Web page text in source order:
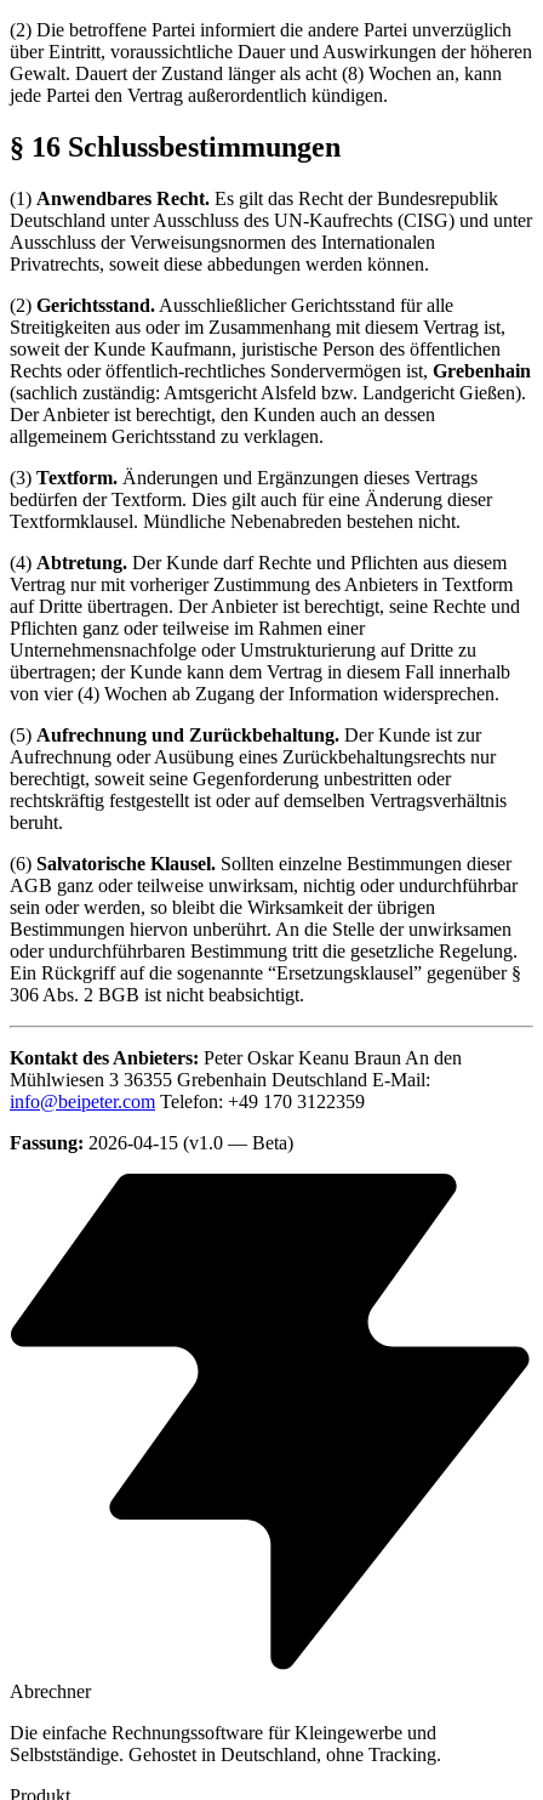
(2) Die betroffene Partei informiert die andere Partei unverzüglich
über Eintritt, voraussichtliche Dauer und Auswirkungen der höheren
Gewalt. Dauert der Zustand länger als acht (8) Wochen an, kann
jede Partei den Vertrag außerordentlich kündigen.
§ 16 Schlussbestimmungen
(1) Anwendbares Recht. Es gilt das Recht der Bundesrepublik
Deutschland unter Ausschluss des UN-Kaufrechts (CISG) und unter
Ausschluss der Verweisungsnormen des Internationalen
Privatrechts, soweit diese abbedungen werden können.
(2) Gerichtsstand. Ausschließlicher Gerichtsstand für alle
Streitigkeiten aus oder im Zusammenhang mit diesem Vertrag ist,
soweit der Kunde Kaufmann, juristische Person des öffentlichen
Rechts oder öffentlich-rechtliches Sondervermögen ist, Grebenhain
(sachlich zuständig: Amtsgericht Alsfeld bzw. Landgericht Gießen).
Der Anbieter ist berechtigt, den Kunden auch an dessen
allgemeinem Gerichtsstand zu verklagen.
(3) Textform. Änderungen und Ergänzungen dieses Vertrags
bedürfen der Textform. Dies gilt auch für eine Änderung dieser
Textformklausel. Mündliche Nebenabreden bestehen nicht.
(4) Abtretung. Der Kunde darf Rechte und Pflichten aus diesem
Vertrag nur mit vorheriger Zustimmung des Anbieters in Textform
auf Dritte übertragen. Der Anbieter ist berechtigt, seine Rechte und
Pflichten ganz oder teilweise im Rahmen einer
Unternehmensnachfolge oder Umstrukturierung auf Dritte zu
übertragen; der Kunde kann dem Vertrag in diesem Fall innerhalb
von vier (4) Wochen ab Zugang der Information widersprechen.
(5) Aufrechnung und Zurückbehaltung. Der Kunde ist zur
Aufrechnung oder Ausübung eines Zurückbehaltungsrechts nur
berechtigt, soweit seine Gegenforderung unbestritten oder
rechtskräftig festgestellt ist oder auf demselben Vertragsverhältnis
beruht.
(6) Salvatorische Klausel. Sollten einzelne Bestimmungen dieser
AGB ganz oder teilweise unwirksam, nichtig oder undurchführbar
sein oder werden, so bleibt die Wirksamkeit der übrigen
Bestimmungen hiervon unberührt. An die Stelle der unwirksamen
oder undurchführbaren Bestimmung tritt die gesetzliche Regelung.
Ein Rückgriff auf die sogenannte “Ersetzungsklausel” gegenüber §
306 Abs. 2 BGB ist nicht beabsichtigt.
Kontakt des Anbieters: Peter Oskar Keanu Braun An den
Mühlwiesen 3 36355 Grebenhain Deutschland E-Mail:
info@beipeter.com Telefon: +49 170 3122359
Fassung: 2026-04-15 (v1.0 — Beta)
Abrechner
Die einfache Rechnungssoftware für Kleingewerbe und
Selbstständige. Gehostet in Deutschland, ohne Tracking.
Produkt